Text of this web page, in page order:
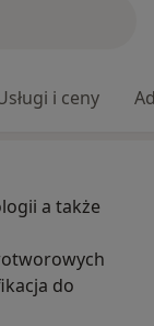
i ceny
a także
do